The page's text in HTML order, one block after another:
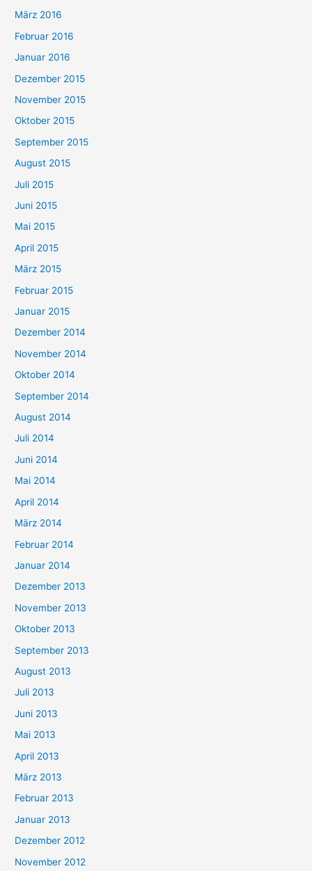
März 2016
Februar 2016
Januar 2016
Dezember 2015
November 2015
Oktober 2015
September 2015
August 2015
Juli 2015
Juni 2015
Mai 2015
April 2015
März 2015
Februar 2015
Januar 2015
Dezember 2014
November 2014
Oktober 2014
September 2014
August 2014
Juli 2014
Juni 2014
Mai 2014
April 2014
März 2014
Februar 2014
Januar 2014
Dezember 2013
November 2013
Oktober 2013
September 2013
August 2013
Juli 2013
Juni 2013
Mai 2013
April 2013
März 2013
Februar 2013
Januar 2013
Dezember 2012
November 2012